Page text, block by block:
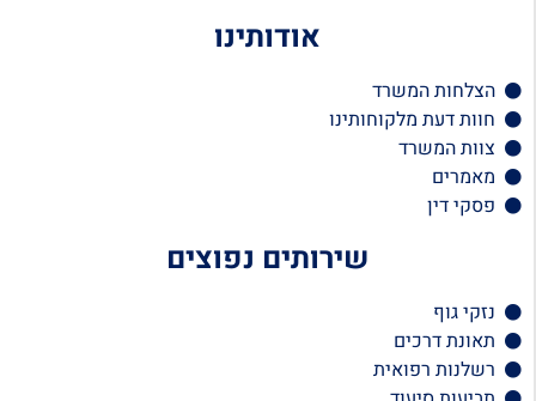
אודותינו
הצלחות המשרד
חוות דעת מלקוחותינו
צוות המשרד
מאמרים
פסקי דין
שירותים נפוצים
נזקי גוף
תאונת דרכים
רשלנות רפואית